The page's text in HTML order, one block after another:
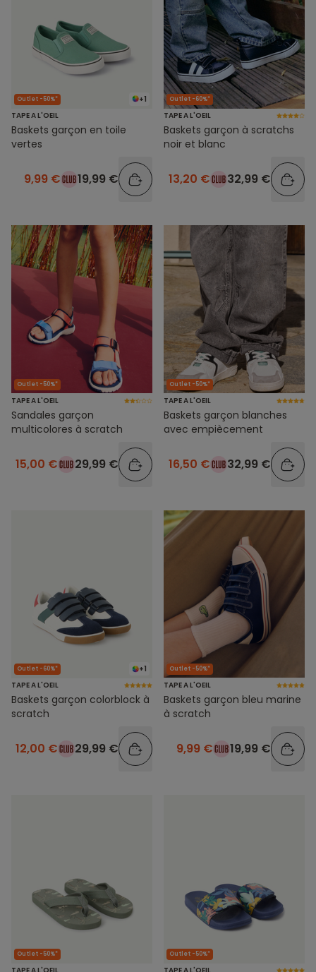
+1
Outlet -50%*
TAPE A L'OEIL
Baskets garçon en toile
vertes
9,99 € 19,99 €
Outlet -60%*
TAPE A L'OEIL
Baskets garçon à scratchs
noir et blanc
13,20 € 32,99 €
Outlet -50%*
TAPE A L'OEIL
Sandales garçon
multicolores à scratch
15,00 € 29,99 €
Outlet -50%*
TAPE A L'OEIL
Baskets garçon blanches
avec empiècement
16,50 € 32,99 €
+1
Outlet -60%*
TAPE A L'OEIL
Baskets garçon colorblock à
scratch
12,00 € 29,99 €
Outlet -50%*
TAPE A L'OEIL
Baskets garçon bleu marine
à scratch
9,99 € 19,99 €
Outlet -50%* Outlet -50%*